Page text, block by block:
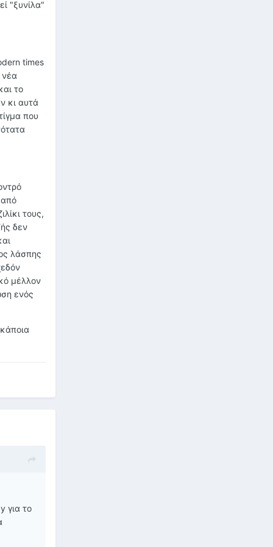
"ξυνίλα"
times
νέα
το
κι αυτά
που
από
τους,
δεν
λάσπης
μέλλον
ενός
για το